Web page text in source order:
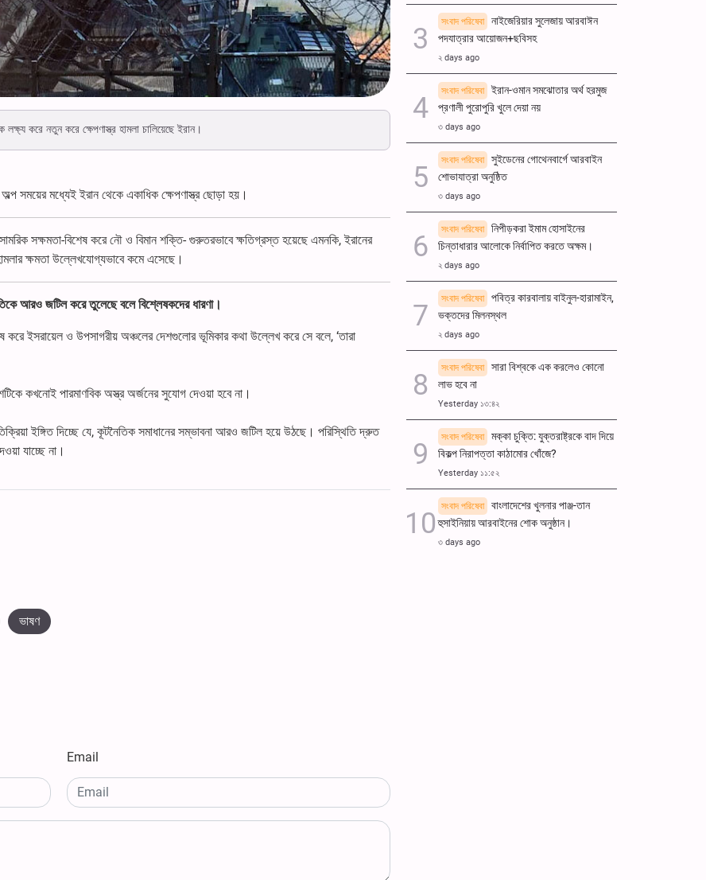
করে নতুন করে ক্ষেপণাস্ত্র হামলা চালিয়েছে ইরান।
সময়ের মধ্যেই ইরান থেকে একাধিক ক্ষেপণাস্ত্র ছোড়া হয়।
সক্ষমতা-বিশেষ করে নৌ ও বিমান শক্তি- গুরুতরভাবে ক্ষতিগ্রস্ত হয়েছে এমনকি, ইরানের
ক্ষমতা উল্লেখযোগ্যভাবে কমে এসেছে।
আরও জটিল করে তুলেছে বলে বিশ্লেষকদের ধারণা।
করে ইসরায়েল ও উপসাগরীয় অঞ্চলের দেশগুলোর ভূমিকার কথা উল্লেখ করে সে বলে, ‘তারা
কখনোই পারমাণবিক অস্ত্র অর্জনের সুযোগ দেওয়া হবে না।
ইঙ্গিত দিচ্ছে যে, কূটনৈতিক সমাধানের সম্ভাবনা আরও জটিল হয়ে উঠছে। পরিস্থিতি দ্রুত
যাচ্ছে না।
ভাষণ
Email
সংবাদ পরিষেবা
নাইজেরিয়ার সুলেজায় আরবাঈন
পদযাত্রার আয়োজন+ছবিসহ
২ days ago
সংবাদ পরিষেবা
ইরান-ওমান সমঝোতার অর্থ হরমুজ
প্রণালী পুরোপুরি খুলে দেয়া নয়
৩ days ago
সংবাদ পরিষেবা
সুইডেনের গোথেনবার্গে আরবাইন
শোভাযাত্রা অনুষ্ঠিত
৩ days ago
সংবাদ পরিষেবা
নিপীড়করা ইমাম হোসাইনের
চিন্তাধারার আলোকে নির্বাপিত করতে অক্ষম।
২ days ago
সংবাদ পরিষেবা
পবিত্র কারবালায় বাইনুল-হারামাইন,
ভক্তদের মিলনস্থল
২ days ago
সংবাদ পরিষেবা
সারা বিশ্বকে এক করলেও কোনো
লাভ হবে না
Yesterday ১৩:৪২
সংবাদ পরিষেবা
মক্কা চুক্তি: যুক্তরাষ্ট্রকে বাদ দিয়ে
বিকল্প নিরাপত্তা কাঠামোর খোঁজে?
Yesterday ১১:৫২
সংবাদ পরিষেবা
বাংলাদেশের খুলনার পাঞ্জ-তান
হুসাইনিয়ায় আরবাইনের শোক অনুষ্ঠান।
৩ days ago